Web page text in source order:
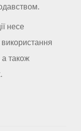
несе
використання
також